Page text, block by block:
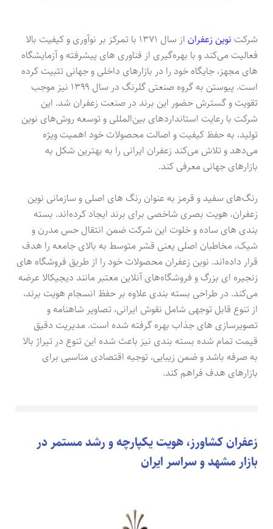
شرکت نوین زعفران
از سال ۱۳۷۱ با تمرکز بر نوآوری و کیفیت بالا
فعالیت می‌کند و با بهره‌گیری از فناوری های پیشرفته و آزمایشگاه
های مجهز، جایگاه خود را در بازارهای داخلی و جهانی تثبیت کرده
است. پیوستن به گروه صنعتی گلرنگ در سال ۱۳۹۹ نیز موجب
تقویت و گسترش حضور این برند در صنعت زعفران شد. این
شرکت با رعایت استانداردهای بین‌المللی و توسعه روش‌های نوین
تولید، به حفظ کیفیت و اصالت محصولات خود اهمیت ویژه
می‌دهد و تلاش می‌کند زعفران ایرانی را به بهترین شکل به
بازارهای جهانی معرفی کند.
رنگ‌های سفید و قرمز به عنوان رنگ های اصلی و سازمانی نوین
زعفران، هویت بصری شاخصی برای برند ایجاد کرده‌اند. بسته
بندی های ساده و خلوت این شرکت ضمن انتقال حس مدرن و
شیک، مخاطبان اصلی یعنی قشر متوسط به بالای جامعه را هدف
قرار داده‌اند. نوین زعفران محصولات خود را از طریق فروشگاه های
زنجیره ای بزرگ و فروشگاه‌های آنلاین معتبر مانند دیجیکالا عرضه
می‌کند. در طراحی بسته بندی علاوه بر حفظ انسجام هویت برند،
از تنوع قابل توجهی شامل نقوش ایرانی، تصاویر شاهنامه و
تصویرسازی های جذاب بهره گرفته شده است. مدیریت دقیق
قیمت تمام شده بسته بندی نیز باعث شده این تنوع در تیراژ بالا
به صرفه باشد و ضمن زیبایی، توجیه اقتصادی مناسبی برای
بازارهای هدف فراهم کند.
زعفران کشاورز، هویت یکپارچه و رشد مستمر در
بازار مشهد و سراسر ایران